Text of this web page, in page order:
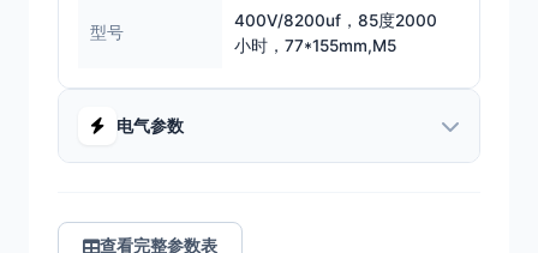
型号
400V/8200uf，85度2000
小时，77*155mm,M5
电气参数
查看完整参数表